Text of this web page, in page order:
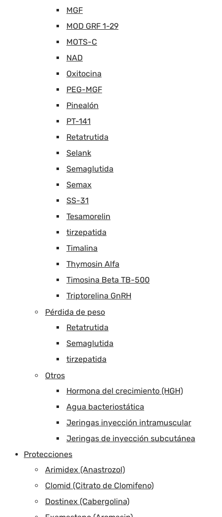
MGF
MOD GRF 1-29
MOTS-C
NAD
Oxitocina
PEG-MGF
Pinealón
PT-141
Retatrutida
Selank
Semaglutida
Semax
SS-31
Tesamorelin
tirzepatida
Timalina
Thymosin Alfa
Timosina Beta TB-500
Triptorelina GnRH
Pérdida de peso
Retatrutida
Semaglutida
tirzepatida
Otros
Hormona del crecimiento (HGH)
Agua bacteriostática
Jeringas inyección intramuscular
Jeringas de inyección subcutánea
Protecciones
Arimidex (Anastrozol)
Clomid (Citrato de Clomifeno)
Dostinex (Cabergolina)